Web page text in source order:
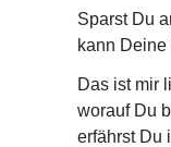
Sparst Du
kann
Das ist mir
worauf Du
erfährst Du